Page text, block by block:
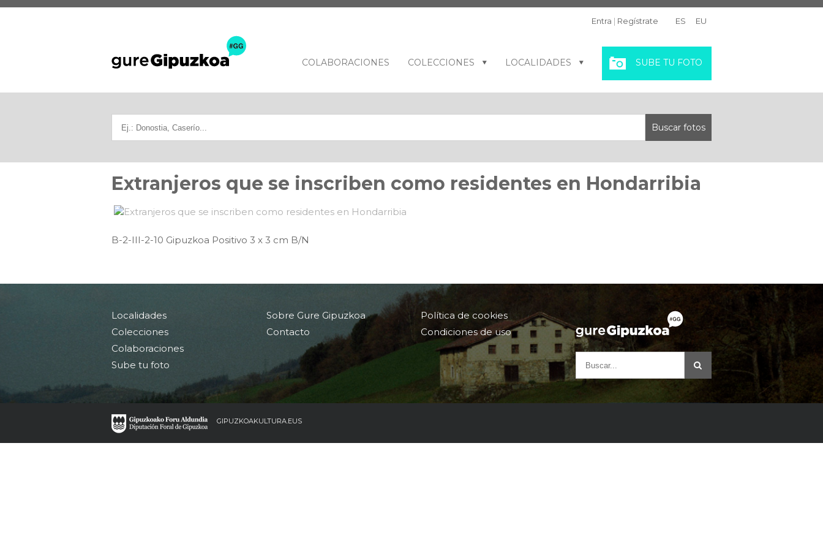
Entra | Regístrate ES EU
COLABORACIONES COLECCIONES LOCALIDADES SUBE TU FOTO
Extranjeros que se inscriben como residentes en Hondarribia
B-2-III-2-10 Gipuzkoa Positivo 3 x 3 cm B/N
Localidades
Colecciones
Colaboraciones
Sube tu foto
Sobre Gure Gipuzkoa
Contacto
Política de cookies
Condiciones de uso
GIPUZKOAKULTURA.EUS